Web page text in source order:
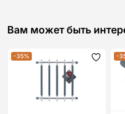
Вам может быть
-35% Додати
-